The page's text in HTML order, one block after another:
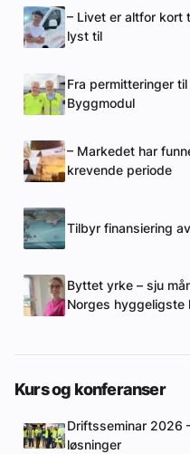
– Livet er altfor kort
lyst til
Fra permitteringer
Byggmodul
– Markedet har
krevende periode
Tilbyr finansiering
Byttet yrke – sju
Norges hyggeligste
Kurs og konferanser
Driftsseminar 2026
løsninger